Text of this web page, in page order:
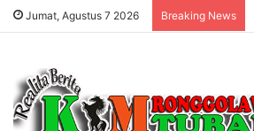
Jumat, Agustus 7 2026 Breaking News